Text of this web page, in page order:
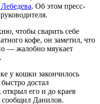
. Об этом пресс-
чтобы сварить себе
кофе, он заметил, что
— жалобно мяукает
у кошки закончилось
достал
его и до краев
Данилов.